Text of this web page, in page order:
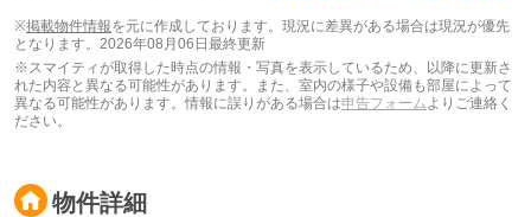
※掲載物件情報を元に作成しております。現況に差異がある場合は現況が優先
となります。 2026年08月06日最終更新
※スマイティが取得した時点の情報・写真を表示しているため、以降に更新さ
れた内容と異なる可能性があります。また、室内の様子や設備も部屋によって
異なる可能性があります。情報に誤りがある場合は申告フォーム よりご連絡く
ださい。
物件詳細